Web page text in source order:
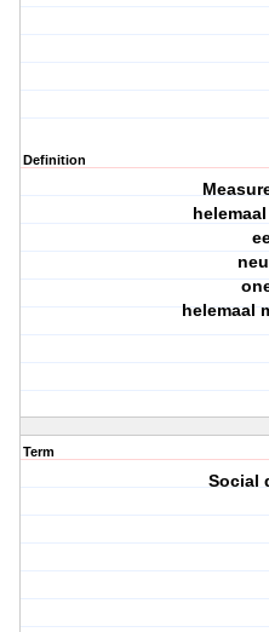
Definition
helemaal
Term
Social